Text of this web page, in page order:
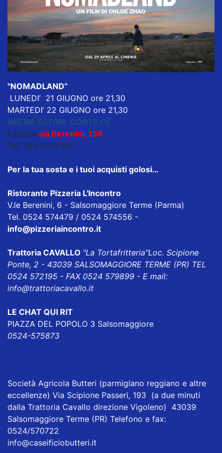
"NOMADLAND”
LUNEDI’ 21 GIUGNO ore 21,30
MARTEDI’ 22 GIUGNO ore 21,30
ARENA ESTIVA CORTE OF
Fidenza via Berenini, 136
Tel. 345 9192180
Per la tua sosta e i tuoi acquisti golosi…
Ristorante Pizzeria L'Incontro
V.le Berenini, 6 - Salsomaggiore Terme (Parma)
Tel. 0524 574479 / 0524 574556 -
info@pizzeriaincontro.it
Trattoria CAVALLO "La Tortafritteria"Loc. Scipione
Ponte, 2 - 43039 SALSOMAGGIORE TERME (PR) TEL
0524 572195 - FAX 0524 579899 - E mail:
info@trattoriacavallo.it
LE CHAT QUI RIT
PIAZZA DEL POPOLO 3 Salsomaggiore
0524-575873
Società Agricola Butteri (parmigiano reggiano e altre
eccellenze) Via Scipione Passeri, 193 (a due minuti
dalla Trattoria Cavallo direzione Vigoleno) 43039
Salsomaggiore Terme (PR) Telefono e fax:
0524/570722
info@caseificiobutteri.it